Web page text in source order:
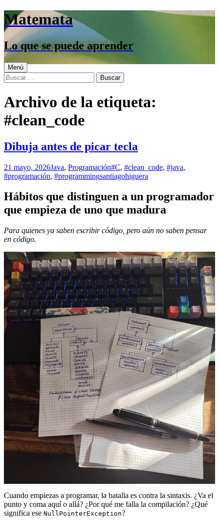
Saltar
al
contenido
Matemata
Lo que se puede aprender
Menú
Buscar:
Archivo de la etiqueta:
#clean_code
Dibuja antes de picar tecla
21 mayo, 2026Java, Programación#C, #clean_code, #java,
#programación, #programmingsantiagohiguera
Hábitos que distinguen a un programador
que empieza de uno que madura
Para quienes ya saben escribir código, pero aún no saben pensar
en código.
Cuando empiezas a programar, la batalla es contra la sintaxis. ¿Va el
punto y coma aquí o allá? ¿Por qué me falla la compilación? ¿Qué
significa ese NullPointerException?